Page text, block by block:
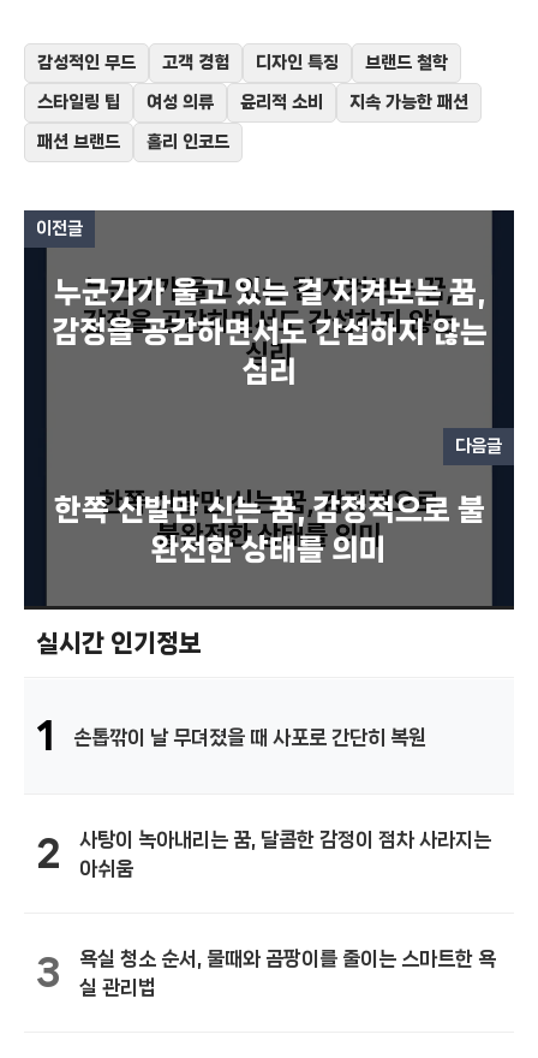
감성적인 무드 고객 경험 디자인 특징 브랜드 철학
스타일링 팁 여성 의류 윤리적 소비 지속 가능한 패션
패션 브랜드 홀리 인코드
이전글
누군가가 울고 있는 걸 지켜보는 꿈,
감정을 공감하면서도 간섭하지 않는
심리
다음글
한쪽 신발만 신는 꿈, 감정적으로 불
완전한 상태를 의미
실시간 인기정보
1 손톱깎이 날 무뎌졌을 때 사포로 간단히 복원
2
사탕이 녹아내리는 꿈, 달콤한 감정이 점차 사라지는
아쉬움
3
욕실 청소 순서, 물때와 곰팡이를 줄이는 스마트한 욕
실 관리법